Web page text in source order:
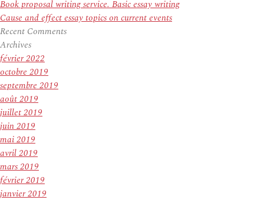
Book proposal writing service. Basic essay writing
Cause and effect essay topics on current events
Recent Comments
Archives
février 2022
octobre 2019
septembre 2019
août 2019
juillet 2019
juin 2019
mai 2019
avril 2019
mars 2019
février 2019
janvier 2019